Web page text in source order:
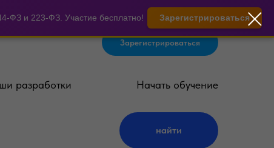
ФЗ и 223-ФЗ. Участие бесплатно! Зарегистрироваться
Зарегистрироваться
разработки Начать обучение
найти